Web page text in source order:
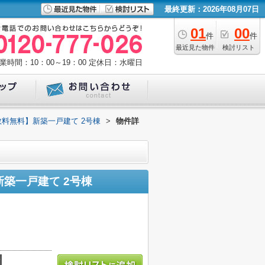
最終更新：2026年08月07日
01件
最近見た物件
00件
検討リスト
時間：10：00～19：00 定休日：水曜日
無料】新築一戸建て 2号棟 > 物件詳
一戸建て 2号棟